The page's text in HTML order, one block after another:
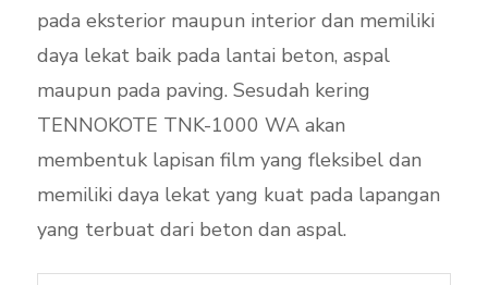
pada eksterior maupun interior dan memiliki
daya lekat baik pada lantai beton, aspal
maupun pada paving. Sesudah kering
TENNOKOTE TNK-1000 WA akan
membentuk lapisan film yang fleksibel dan
memiliki daya lekat yang kuat pada lapangan
yang terbuat dari beton dan aspal.